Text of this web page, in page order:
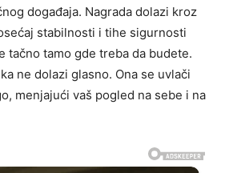
događaja. Nagrada dolazi kroz
stabilnosti i tihe sigurnosti
tačno tamo gde treba da budete.
ne dolazi glasno. Ona se uvlači
menjajući vaš pogled na sebe i na